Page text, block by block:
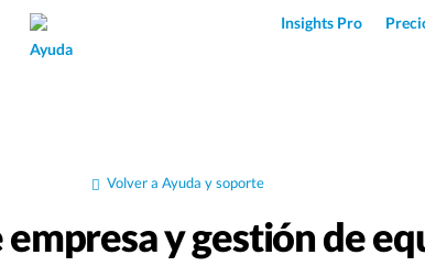
Insights Pro
Ayuda
Volver a Ayuda y soporte
y gestión de